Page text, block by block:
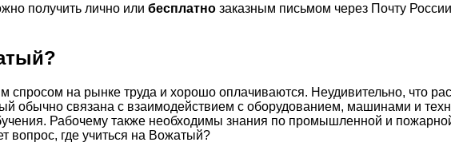
получить лично илибесплатно заказным письмом через Почту
спросом на рынке труда и хорошо оплачиваются. Неудивительно, что
обычно связана с взаимодействием с оборудованием, машинами и
Рабочему также необходимы знания по промышленной и
вопрос, где учиться на Вожатый?